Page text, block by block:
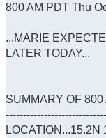
800 AM PDT Thu
...MARIE
LATER TODAY...
SUMMARY OF 800
LOCATION...15.2N